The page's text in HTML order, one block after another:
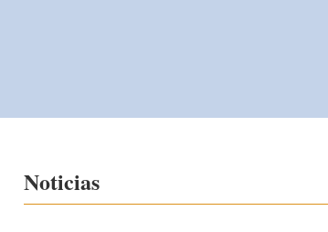
Noticias